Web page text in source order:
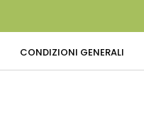
CONDIZIONI GENERALI